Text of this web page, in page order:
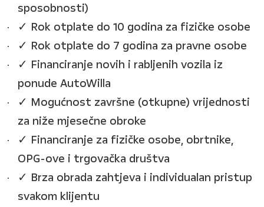
sposobnosti)
✓ Rok otplate do 10 godina za fizičke osobe
✓ Rok otplate do 7 godina za pravne osobe
✓ Financiranje novih i rabljenih vozila iz
ponude AutoWilla
✓ Mogućnost završne (otkupne) vrijednosti
za niže mjesečne obroke
✓ Financiranje za fizičke osobe, obrtnike,
OPG-ove i trgovačka društva
✓ Brza obrada zahtjeva i individualan pristup
svakom klijentu